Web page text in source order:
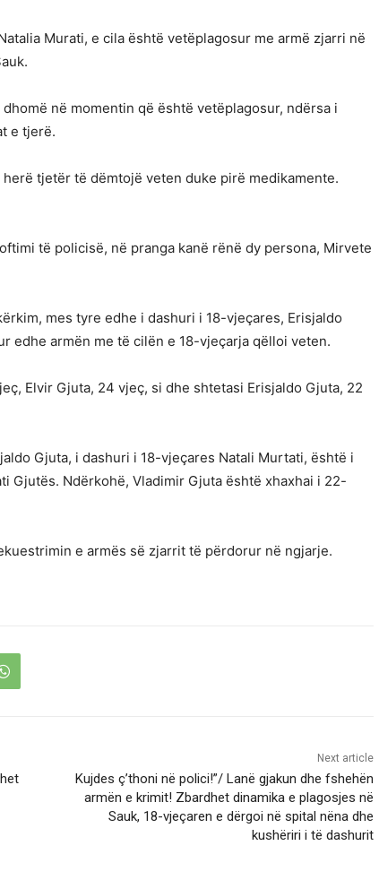
Murati, e cila është vetëplagosur me armë zjarri në
në momentin që është vetëplagosur, ndërsa i
e tjerë.
tjetër të dëmtojë veten duke pirë medikamente.
të policisë, në pranga kanë rënë dy persona, Mirvete
mes tyre edhe i dashuri i 18-vjeçares, Erisjaldo
edhe armën me të cilën e 18-vjeçarja qëlloi veten.
Elvir Gjuta, 24 vjeç, si dhe shtetasi Erisjaldo Gjuta, 22
Gjuta, i dashuri i 18-vjeçares Natali Murtati, është i
Gjutës. Ndërkohë, Vladimir Gjuta është xhaxhai i 22-
e armës së zjarrit të përdorur në ngjarje.
Next article
Kujdes ç’thoni në polici!”/ Lanë gjakun dhe fshehën
armën e krimit! Zbardhet dinamika e plagosjes në
Sauk, 18-vjeçaren e dërgoi në spital nëna dhe
kushëriri i të dashurit